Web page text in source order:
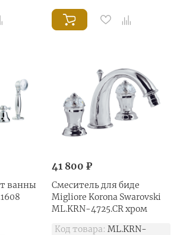
ванны
41 800 ₽
Смеситель для биде
Migliore Korona Swarovski
ML.KRN-4725.CR хром
Код товара: ML.KRN-